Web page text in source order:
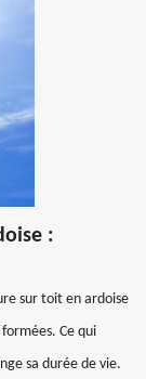
:
sur toit en ardoise
Ce qui
sa durée de vie.